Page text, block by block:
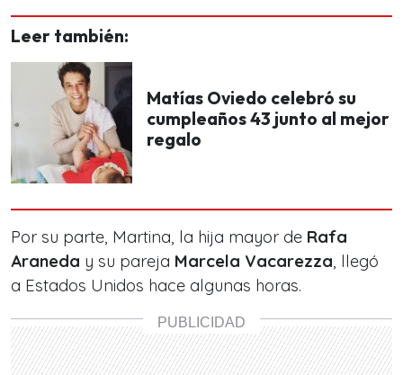
Leer también:
Matías Oviedo celebró su
cumpleaños 43 junto al mejor
regalo
Por su parte, Martina, la hija mayor de Rafa
Araneda y su pareja Marcela Vacarezza, llegó
a Estados Unidos hace algunas horas.